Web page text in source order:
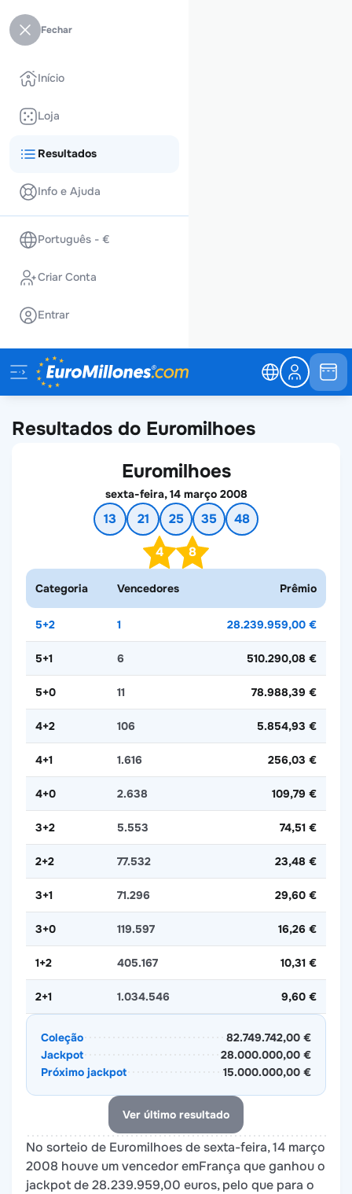
Fechar
Início
Loja
Resultados
Info e Ajuda
Português - €
Criar Conta
Entrar
Resultados do Euromilhoes
Euromilhoes
sexta-feira, 14 março 2008
13 21 25 35
48
4
8
Categoria Vencedores Prêmio
5+2 1 28.239.959,00 €
5+1 6 510.290,08 €
5+0 11 78.988,39 €
4+2 106 5.854,93 €
4+1 1.616 256,03 €
4+0 2.638 109,79 €
3+2 5.553 74,51 €
2+2 77.532 23,48 €
3+1 71.296 29,60 €
3+0 119.597 16,26 €
1+2 405.167 10,31 €
2+1 1.034.546 9,60 €
Coleção
82.749.742,00 €
Jackpot
28.000.000,00 €
Próximo jackpot
15.000.000,00 €
Ver último resultado
No sorteio de Euromilhoes de sexta-feira, 14 março
2008 houve um vencedor emFrança que ganhou o
jackpot de 28.239.959,00 euros, pelo que para o